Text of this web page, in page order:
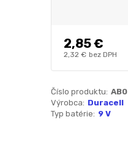
2,85 €
2,32 € bez DPH
Číslo produktu:
Výrobca: Duracell
Typ batérie: 9 V